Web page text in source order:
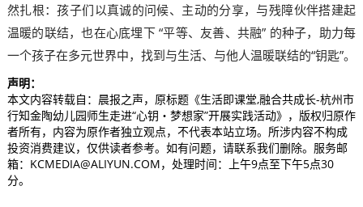
然扎根：孩子们以真诚的问候、主动的分享，与残障伙伴搭建起
温暖的联结，也在心底埋下 “平等、友善、共融” 的种子，助力每
一个孩子在多元世界中，找到与生活、与他人温暖联结的“钥匙”。
声明：
本文内容转载自：晨报之声，原标题《生活即课堂,融合共成长-杭州市
行知金陶幼儿园师生走进“心钥・梦想家”开展实践活动》，版权归原作
者所有，内容为原作者独立观点，不代表本站立场。所涉内容不构成
投资消费建议，仅供读者参考。如有问题，请联系我们删除。服务邮
箱：KCMEDIA@ALIYUN.COM，处理时间：上午9点至下午5点30
分。